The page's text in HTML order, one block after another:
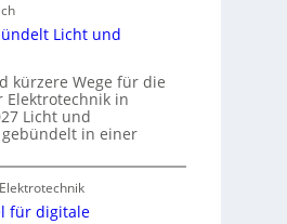
Licht und
kürzere Wege für die
Elektrotechnik in
Licht und
in einer
für digitale